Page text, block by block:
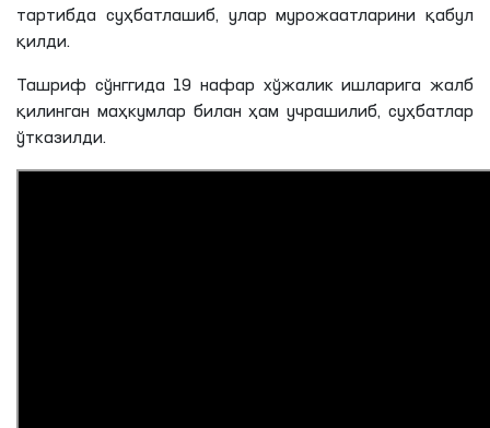
тартибда суҳбатлашиб, улар мурожаатларини қабул
қилди.
Ташриф сўнггида 19 нафар хўжалик ишларига жалб
қилинган маҳкумлар билан ҳам учрашилиб, суҳбатлар
ўтказилди.